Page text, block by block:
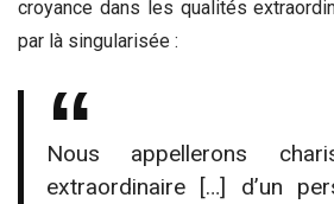
croyance dans les qualités
par là singularisée :
Nous appellerons
extraordinaire […] d’un